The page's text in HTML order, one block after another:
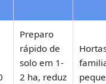
Preparo
rápido de
solo em 1-
2 ha, reduz